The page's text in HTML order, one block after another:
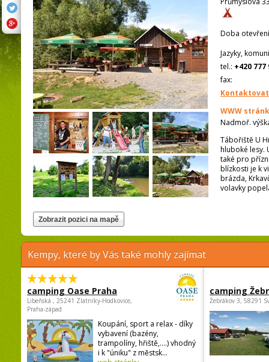
Doba
Jazyky,
tel.: +420 777
fax:
WWW
Nadmoř.
Tábořiště U
hluboké lesy.
také pro
blízkosti je k
brázda,
volavky
Kempy, které by Vás také mohly zajímat
camping Oase Praha
Libeňská , 25241 Zlatníky-Hodkovice,
Praha-západ
Koupání, sport a relax - díky
vybavení (bazény,
trampolíny, hřiště,....) vhodný
i k "úniku" z městsk...
camping
Žebrákov 3, 58291